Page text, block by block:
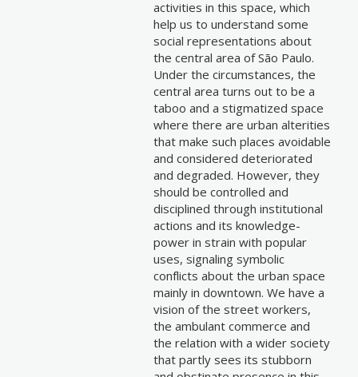
activities in this space, which
help us to understand some
social representations about
the central area of São Paulo.
Under the circumstances, the
central area turns out to be a
taboo and a stigmatized space
where there are urban alterities
that make such places avoidable
and considered deteriorated
and degraded. However, they
should be controlled and
disciplined through institutional
actions and its knowledge-
power in strain with popular
uses, signaling symbolic
conflicts about the urban space
mainly in downtown. We have a
vision of the street workers,
the ambulant commerce and
the relation with a wider society
that partly sees its stubborn